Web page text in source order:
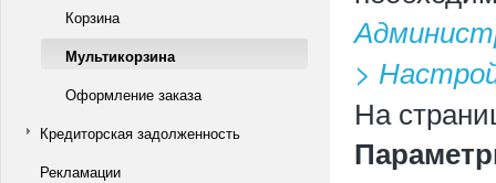
Корзина
Мультикорзина
Оформление заказа
Кредиторская задолженность
Рекламации
>
На